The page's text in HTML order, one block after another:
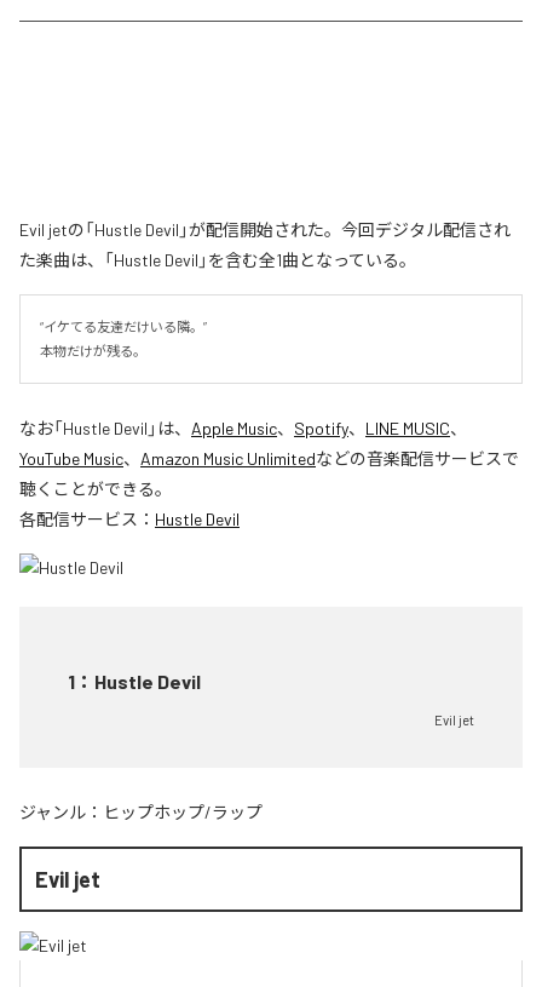
Evil jetの「Hustle Devil」が配信開始された。今回デジタル配信され
た楽曲は、「Hustle Devil」を含む全1曲となっている。
“イケてる友達だけいる隣。”
本物だけが残る。
なお「Hustle Devil 」は、 Apple Music、 Spotify、 LINE MUSIC、
YouTube Music、 Amazon Music Unlimitedなどの音楽配信サービスで
聴くことができる。
各配信サービス： Hustle Devil
1 ： Hustle Devil
Evil jet
ジャンル： ヒップホップ/ラップ
Evil jet